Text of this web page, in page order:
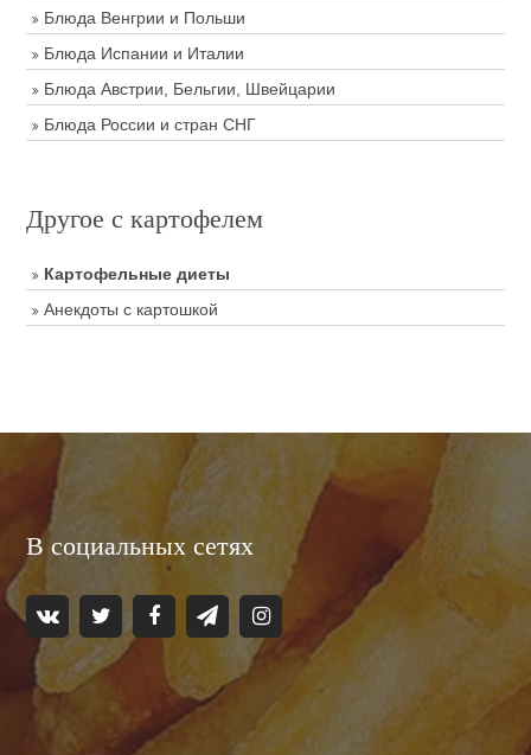
Блюда Венгрии и Польши
Блюда Испании и Италии
Блюда Австрии, Бельгии, Швейцарии
Блюда России и стран СНГ
Другое с картофелем
Картофельные диеты
Анекдоты с картошкой
В социальных сетях